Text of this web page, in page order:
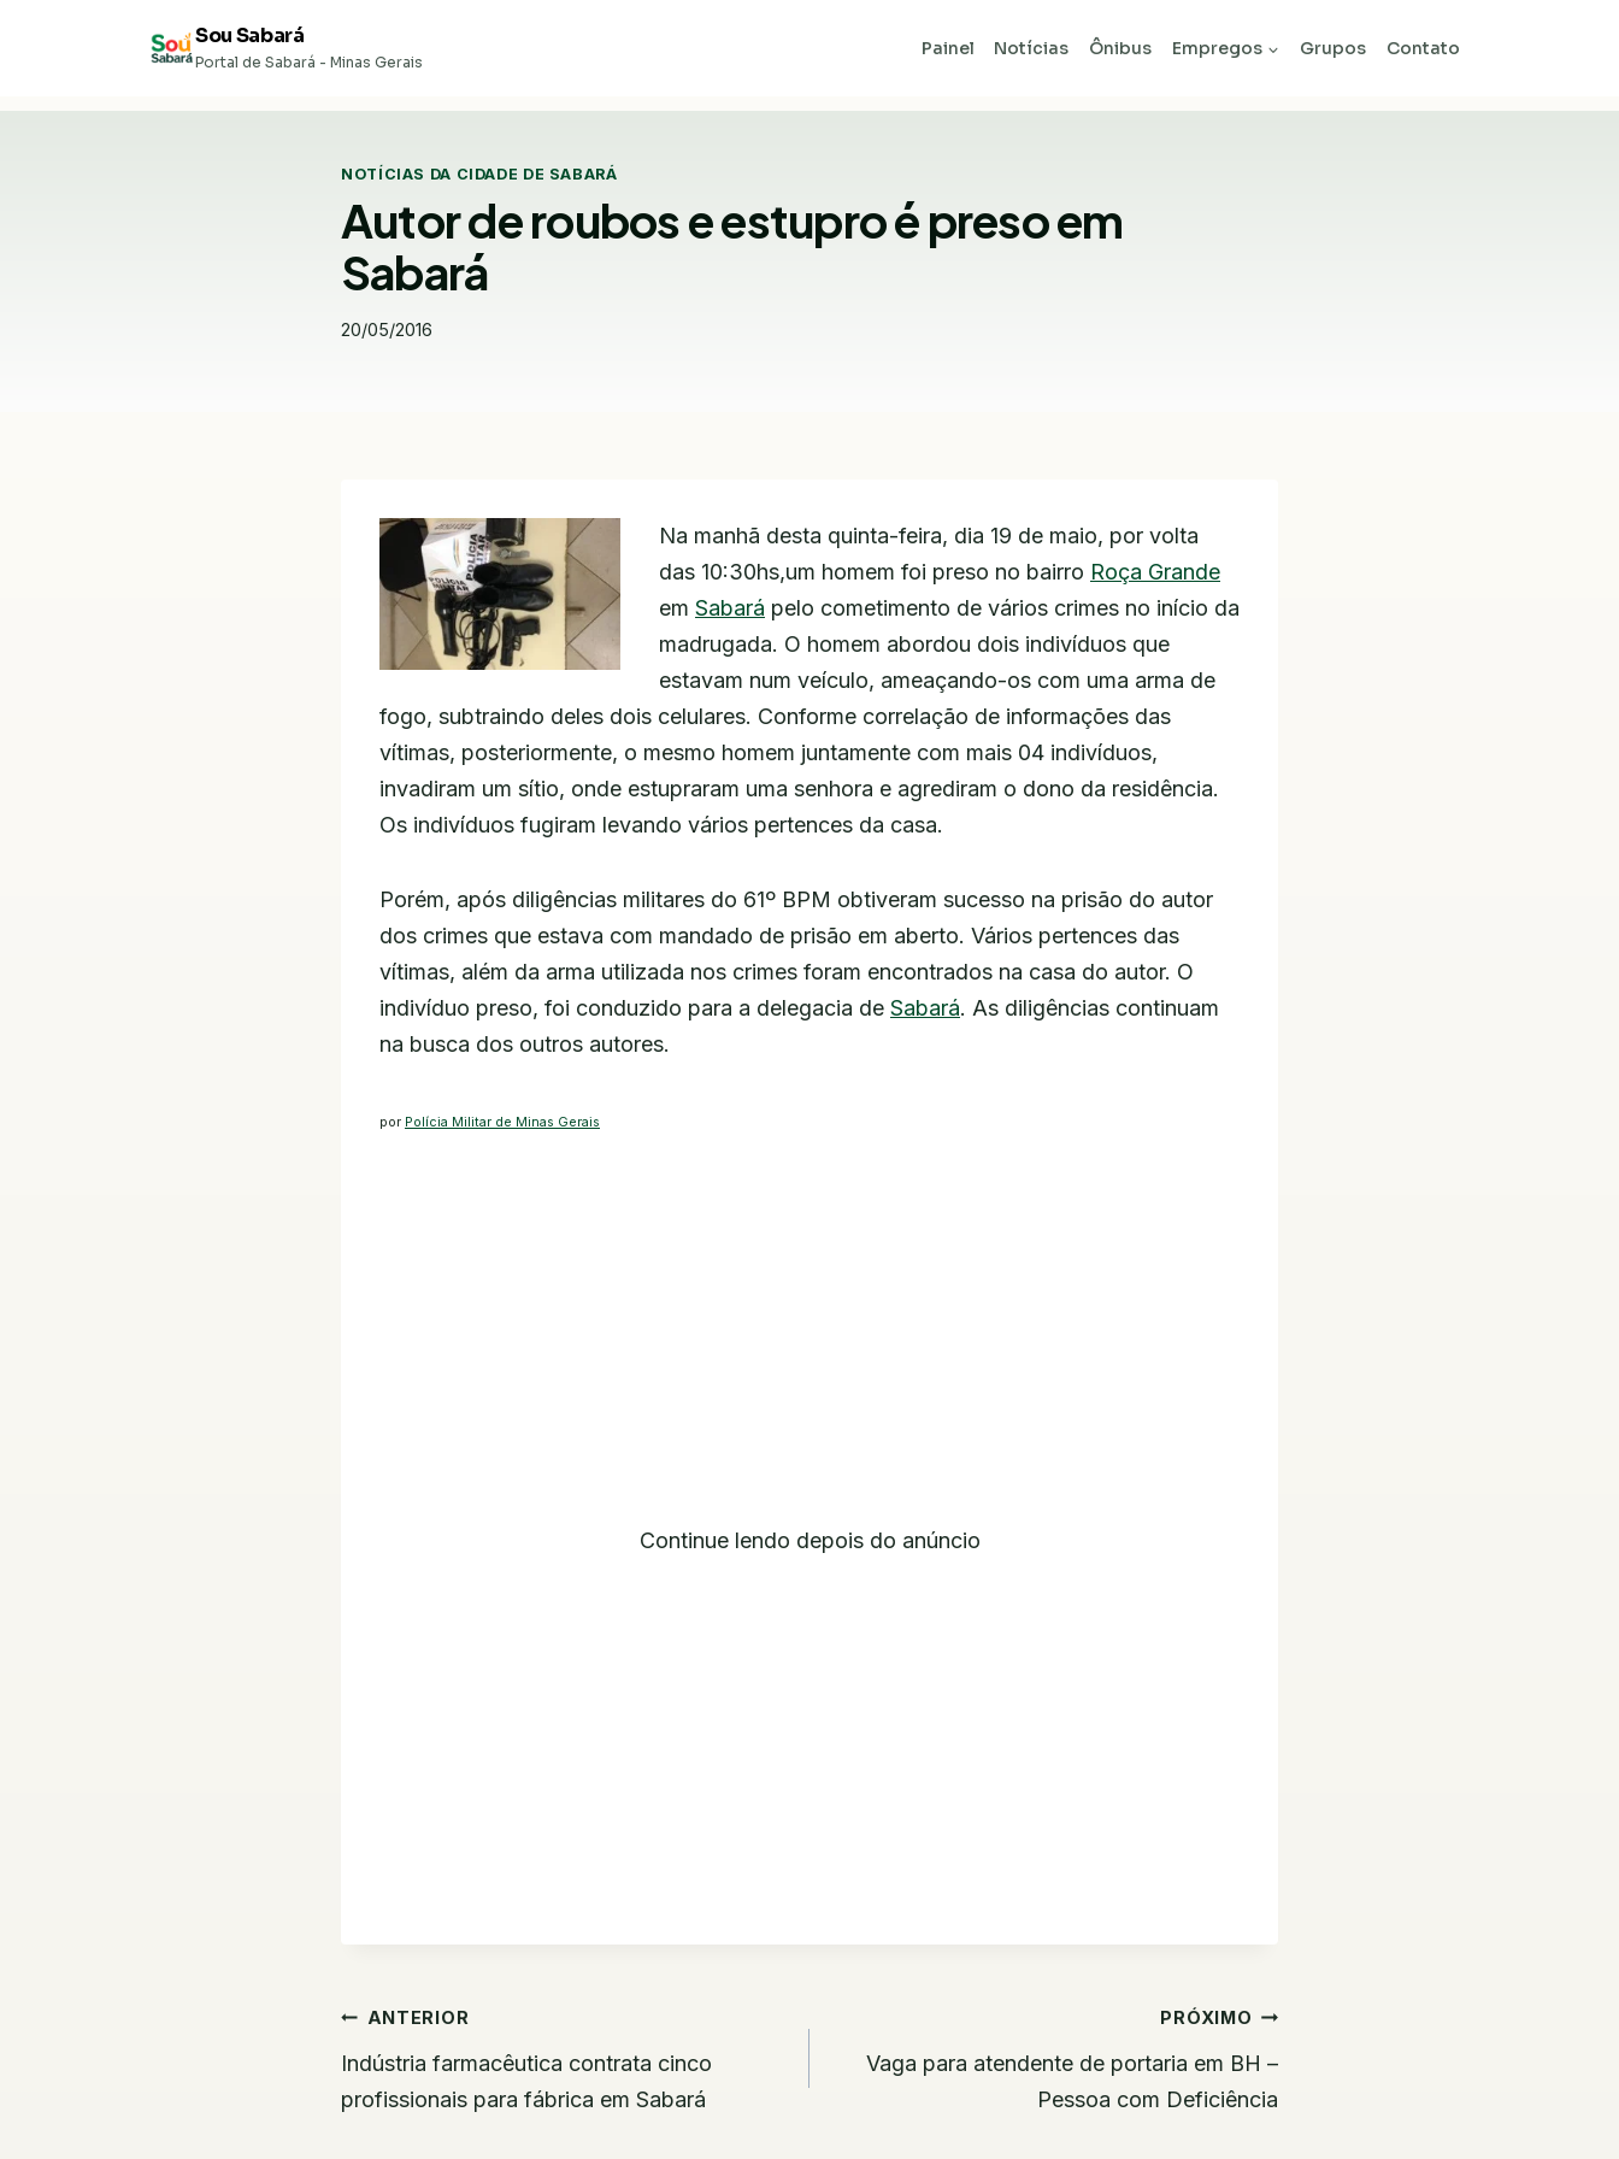
Sou Sabará
Portal de Sabará - Minas Gerais
Painel Notícias Ônibus Empregos Grupos Contato
NOTÍCIAS DA CIDADE DE SABARÁ
Autor de roubos e estupro é preso em
Sabará
20/05/2016
Na manhã desta quinta-feira, dia 19 de maio, por volta
das 10:30hs,um homem foi preso no bairro Roça Grande
em Sabará pelo cometimento de vários crimes no início da
madrugada. O homem abordou dois indivíduos que
estavam num veículo, ameaçando-os com uma arma de
fogo, subtraindo deles dois celulares. Conforme correlação de informações das
vítimas, posteriormente, o mesmo homem juntamente com mais 04 indivíduos,
invadiram um sítio, onde estupraram uma senhora e agrediram o dono da residência.
Os indivíduos fugiram levando vários pertences da casa.
Porém, após diligências militares do 61º BPM obtiveram sucesso na prisão do autor
dos crimes que estava com mandado de prisão em aberto. Vários pertences das
vítimas, além da arma utilizada nos crimes foram encontrados na casa do autor. O
indivíduo preso, foi conduzido para a delegacia de Sabará. As diligências continuam
na busca dos outros autores.
por Polícia Militar de Minas Gerais
Continue lendo depois do anúncio
Navegação
de
Post
ANTERIOR
Indústria farmacêutica contrata cinco
profissionais para fábrica em Sabará
PRÓXIMO
Vaga para atendente de portaria em BH –
Pessoa com Deficiência